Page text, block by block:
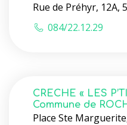
Rue de Préhyr, 12A,
084/22.12.29
CRECHE « LES
Commune de
Place Ste